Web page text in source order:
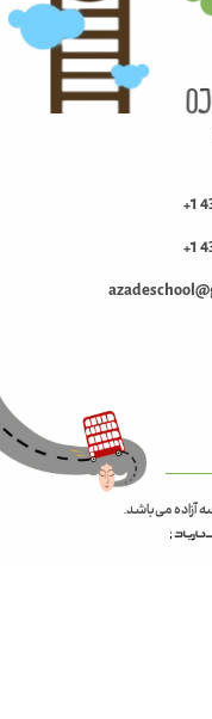
آزاده می‌باشد.